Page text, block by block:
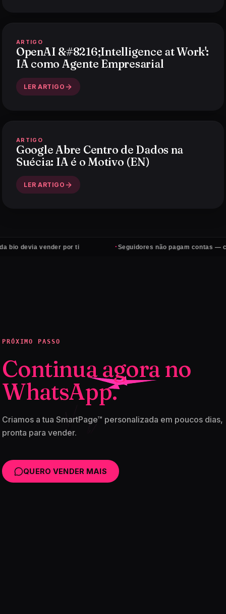
ARTIGO
OpenAI &#8216;Intelligence at Work':
IA como Agente Empresarial
LER ARTIGO
ARTIGO
Google Abre Centro de Dados na
Suécia: IA é o Motivo (EN)
LER ARTIGO
vender por ti Seguidores não pagam contas — clientes
PRÓXIMO PASSO
Continua agora no
WhatsApp.
Criamos a tua SmartPage™ personalizada em poucos dias,
pronta para vender.
QUERO VENDER MAIS